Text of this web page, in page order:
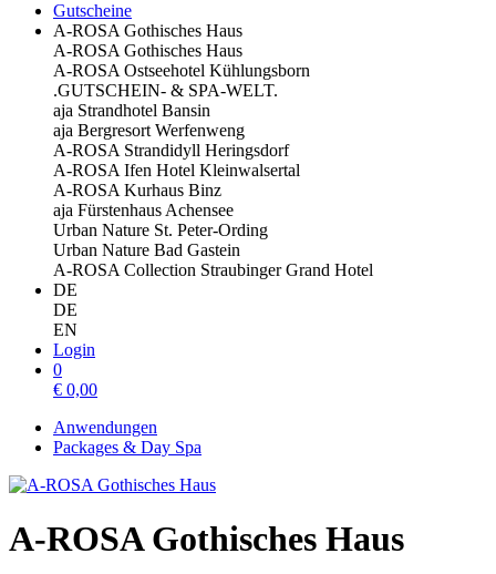
Gutscheine
A-ROSA Gothisches Haus
A-ROSA Gothisches Haus
A-ROSA Ostseehotel Kühlungsborn
.GUTSCHEIN- & SPA-WELT.
aja Strandhotel Bansin
aja Bergresort Werfenweng
A-ROSA Strandidyll Heringsdorf
A-ROSA Ifen Hotel Kleinwalsertal
A-ROSA Kurhaus Binz
aja Fürstenhaus Achensee
Urban Nature St. Peter-Ording
Urban Nature Bad Gastein
A-ROSA Collection Straubinger Grand Hotel
DE
DE
EN
Login
0
€ 0,00
Anwendungen
Packages & Day Spa
A-ROSA Gothisches Haus